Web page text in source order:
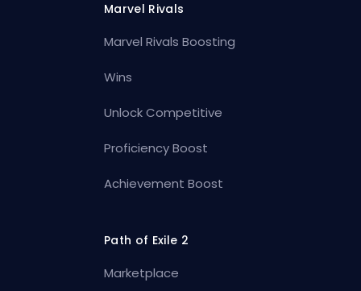
Marvel Rivals
Marvel Rivals Boosting
Wins
Unlock Competitive
Proficiency Boost
Achievement Boost
Path of Exile 2
Marketplace